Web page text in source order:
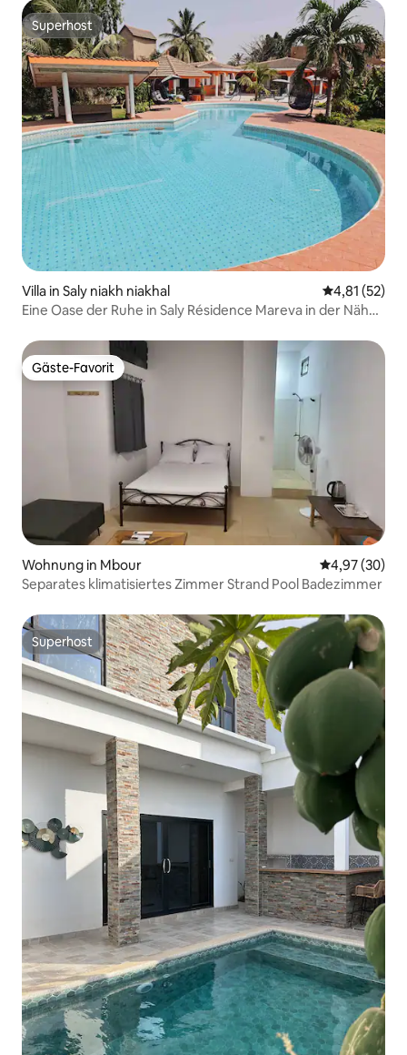
Superhost
Superhost
Villa in Saly niakh niakhal
4,81 (52)
Eine Oase der Ruhe in Saly Résidence Mareva in der Nähe
Gäste-Favorit
Gäste-Favorit
Wohnung in Mbour
4,97 (30)
Separates klimatisiertes Zimmer Strand Pool Badezimmer
Superhost
Superhost